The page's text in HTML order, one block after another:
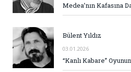
Medea’nın Kafasına
Bülent Yıldız
03.01.2026
“Kanlı Kabare”